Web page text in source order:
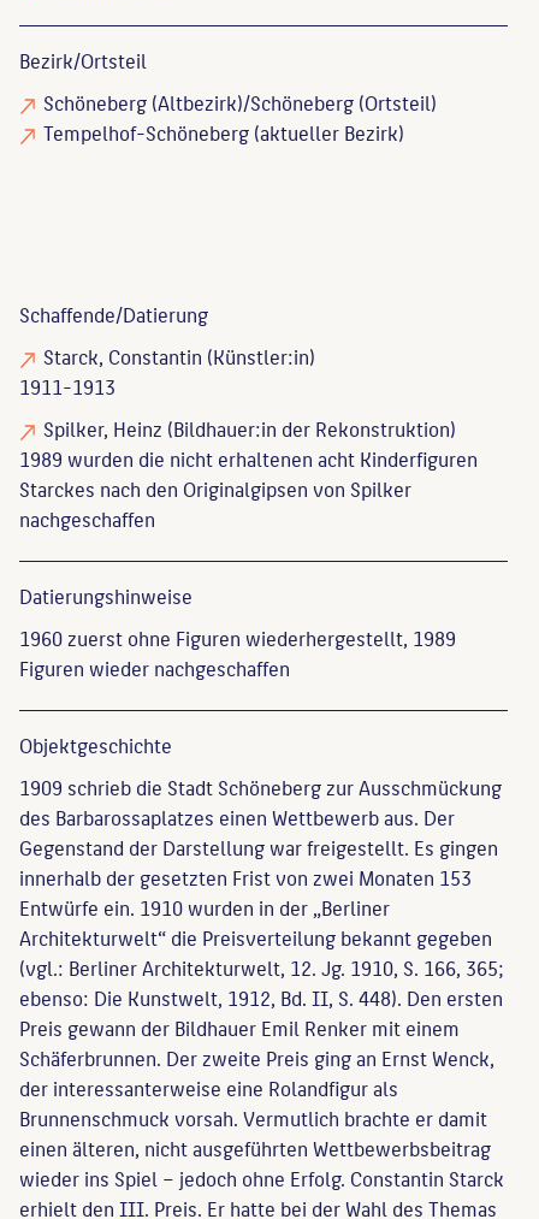
Bezirk/Ortsteil
Schöneberg (Altbezirk)/Schöneberg (Ortsteil)
Tempelhof-Schöneberg (aktueller Bezirk)
Schaffende/Datierung
Starck, Constantin (Künstler:in)
1911-1913
Spilker, Heinz (Bildhauer:in der Rekonstruktion)
1989 wurden die nicht erhaltenen acht Kinderfiguren
Starckes nach den Originalgipsen von Spilker
nachgeschaffen
Datierungs­hinweise
1960 zuerst ohne Figuren wiederhergestellt, 1989
Figuren wieder nachgeschaffen
Objekt­geschichte
1909 schrieb die Stadt Schöneberg zur Ausschmückung
des Barbarossaplatzes einen Wettbewerb aus. Der
Gegenstand der Darstellung war freigestellt. Es gingen
innerhalb der gesetzten Frist von zwei Monaten 153
Entwürfe ein. 1910 wurden in der „Berliner
Architekturwelt“ die Preisverteilung bekannt gegeben
(vgl.: Berliner Architekturwelt, 12. Jg. 1910, S. 166, 365;
ebenso: Die Kunstwelt, 1912, Bd. II, S. 448). Den ersten
Preis gewann der Bildhauer Emil Renker mit einem
Schäferbrunnen. Der zweite Preis ging an Ernst Wenck,
der interessanterweise eine Rolandfigur als
Brunnenschmuck vorsah. Vermutlich brachte er damit
einen älteren, nicht ausgeführten Wettbewerbsbeitrag
wieder ins Spiel – jedoch ohne Erfolg. Constantin Starck
erhielt den III. Preis. Er hatte bei der Wahl des Themas